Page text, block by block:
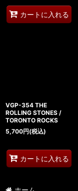
カートに入れる
VGP-354 THE
ROLLING STONES /
TORONTO ROCKS
5,700円(税込)
カートに入れる